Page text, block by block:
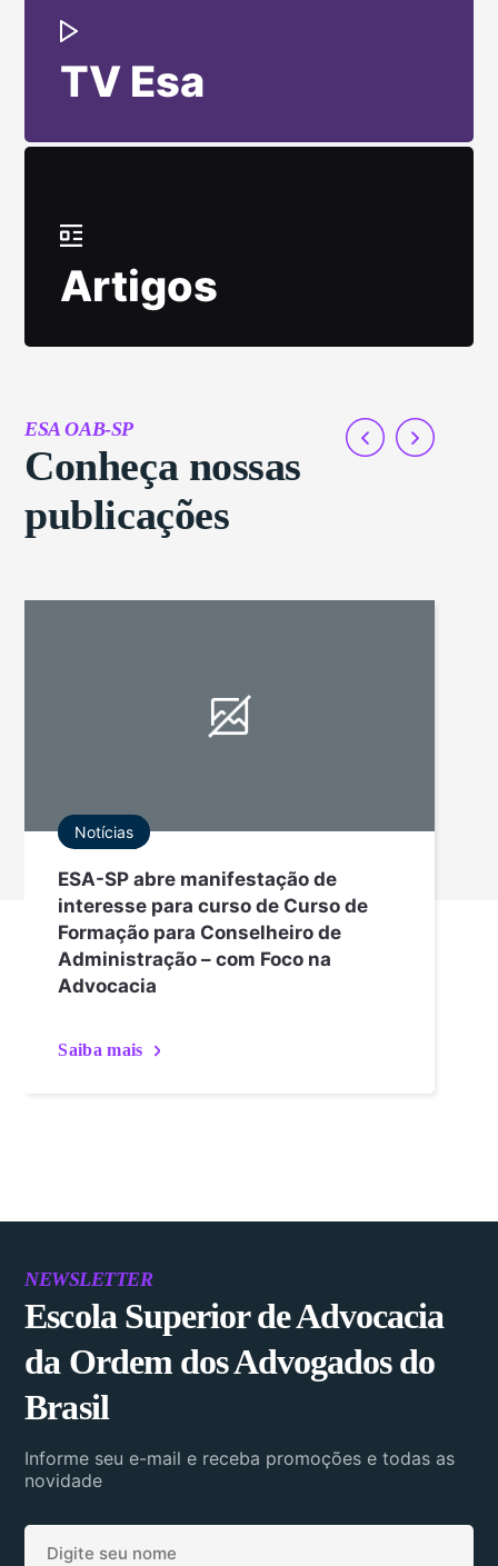
TV Esa
Artigos
ESA OAB-SP
Conheça nossas
publicações
Notícias
ESA-SP abre manifestação de
interesse para curso de Curso de
Formação para Conselheiro de
Administração – com Foco na
Advocacia
Saiba mais
NEWSLETTER
Escola Superior de Advocacia
da Ordem dos Advogados do
Brasil
Informe seu e-mail e receba promoções e todas as
novidade